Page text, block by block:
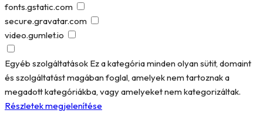
fonts.gstatic.com
secure.gravatar.com
video.gumlet.io
Egyéb szolgáltatások Ez a kategória minden olyan sütit, domaint
és szolgáltatást magában foglal, amelyek nem tartoznak a
megadott kategóriákba, vagy amelyeket nem kategorizáltak.
Részletek megjelenítése